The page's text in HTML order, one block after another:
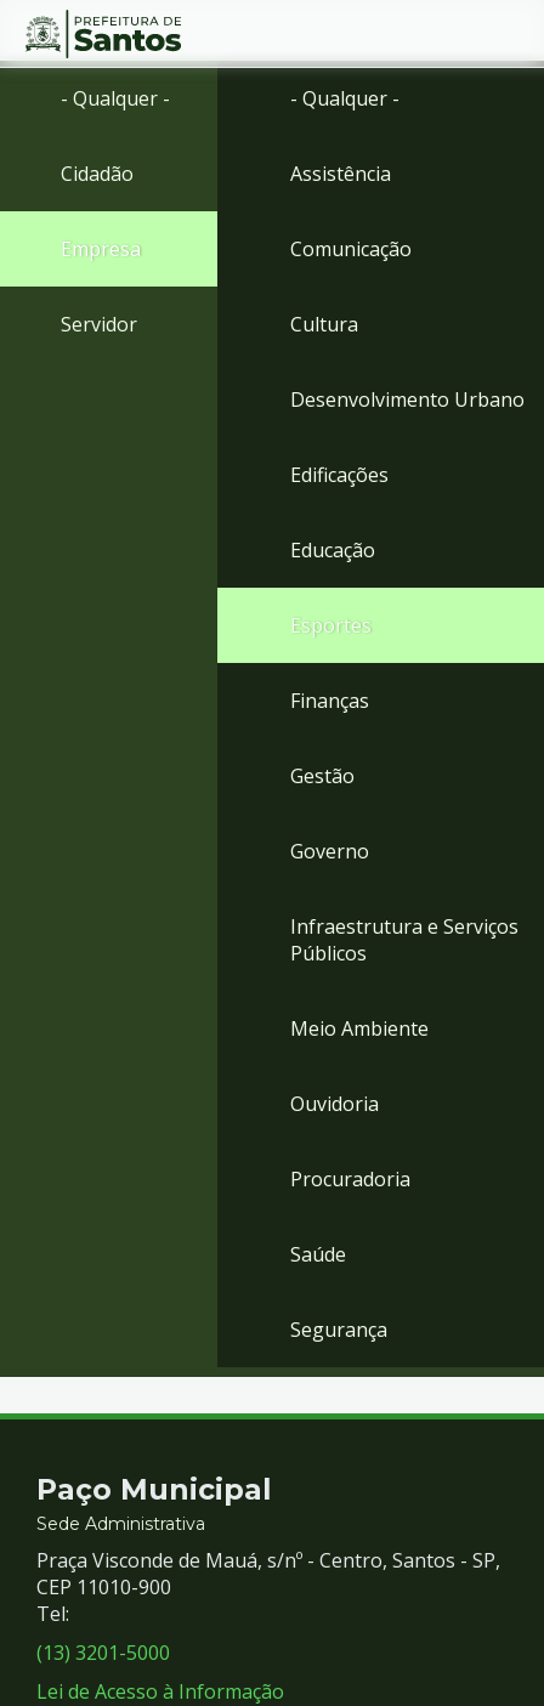
Ir
Ir
menu
Conteúdo
- Qualquer -
Cidadão
Empresa
Servidor
- Qualquer -
Assistência
Comunicação
Cultura
Desenvolvimento Urbano
Edificações
Educação
Esportes
Finanças
Gestão
Governo
Infraestrutura e Serviços
Públicos
Meio Ambiente
Ouvidoria
Procuradoria
Saúde
Segurança
Contato
e
Redes
Sociais
Paço Municipal
Sede Administrativa
Praça Visconde de Mauá, s/nº - Centro, Santos - SP,
CEP 11010-900
Tel:
(13) 3201-5000
Lei de Acesso à Informação